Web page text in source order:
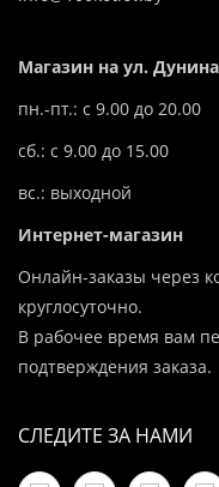
Магазин на ул.
пн.-пт.: с 9.00 до 20.00
сб.: с 9.00 до 15.00
вс.: выходной
Интернет-магазин
Онлайн-заказы через
круглосуточно.
В рабочее время вам
подтверждения заказа.
СЛЕДИТЕ ЗА НАМИ